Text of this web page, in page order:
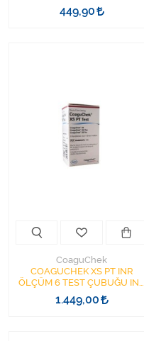
449,90
CoaguChek
COAGUCHEK XS PT INR
ÖLÇÜM 6 TEST ÇUBUĞU INR
SKT:2027-07-31
1.449,00